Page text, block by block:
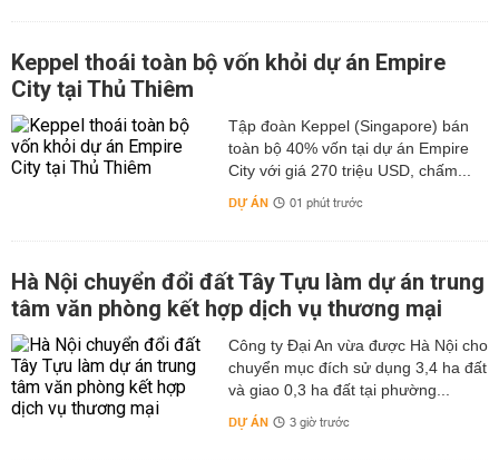
Keppel thoái toàn bộ vốn khỏi dự án Empire
City tại Thủ Thiêm
Tập đoàn Keppel (Singapore) bán
toàn bộ 40% vốn tại dự án Empire
City với giá 270 triệu USD, chấm...
DỰ ÁN 01 phút trước
Hà Nội chuyển đổi đất Tây Tựu làm dự án trung
tâm văn phòng kết hợp dịch vụ thương mại
Công ty Đại An vừa được Hà Nội cho
chuyển mục đích sử dụng 3,4 ha đất
và giao 0,3 ha đất tại phường...
DỰ ÁN 3 giờ trước